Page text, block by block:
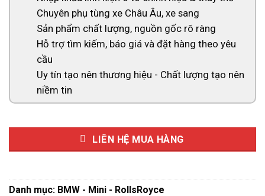
Chuyên phụ tùng xe Châu Âu, xe sang
Sản phẩm chất lượng, nguồn gốc rõ ràng
Hỗ trợ tìm kiếm, báo giá và đặt hàng theo yêu
cầu
Uy tín tạo nên thương hiệu - Chất lượng tạo nên
niềm tin
LIÊN HỆ MUA HÀNG
Danh mục: BMW - Mini - RollsRoyce